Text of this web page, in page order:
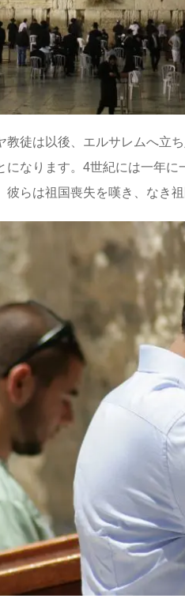
教徒は以後、エルサレムへ立
になります。4世紀には一年
彼らは祖国喪失を嘆き、なき